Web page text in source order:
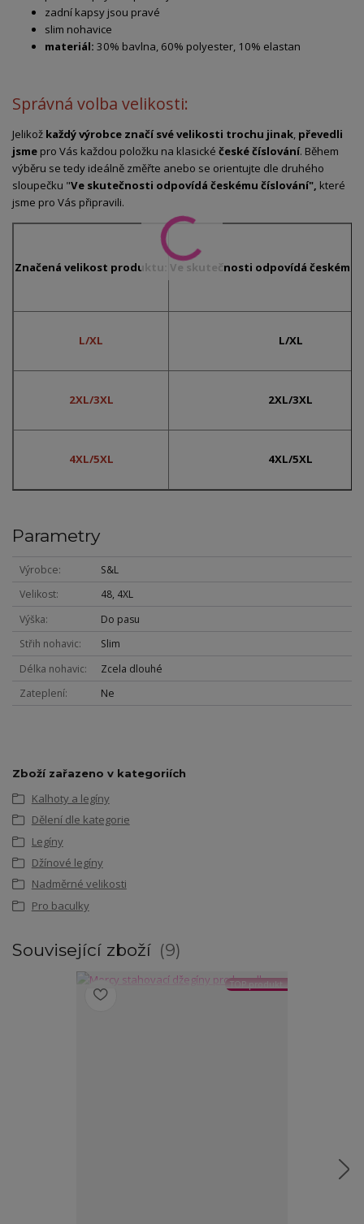
zadní kapsy jsou pravé
slim nohavice
materiál: 30% bavlna, 60% polyester, 10% elastan
Správná volba velikosti:
Jelikož každý výrobce značí své velikosti trochu jinak převedli
jsme pro Vás každou položku na klasické české číslování. Během
výběru se tedy ideálně změřte anebo se orientujte dle druhého
sloupečku "Ve skutečnosti odpovídá českému číslování", které
jsme pro Vás připravili.
Značená velikost produktu: Ve skutečnosti odpovídá českému
L/XL L/XL
2XL/3XL 2XL/3XL
4XL/5XL 4XL/5XL
Parametry
Výrobce
S&L
Velikost
48, 4XL
Výška
Do pasu
Střih nohavic
Slim
Délka nohavic
Zcela dlouhé
Zateplení
Ne
Zboží zařazeno v kategoriích
Kalhoty a legíny
Dělení dle kategorie
Legíny
Džínové legíny
Nadměrné velikosti
Pro baculky
Související zboží 9
TOP produkt